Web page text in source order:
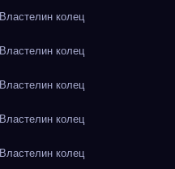
колец
колец
колец
колец
колец